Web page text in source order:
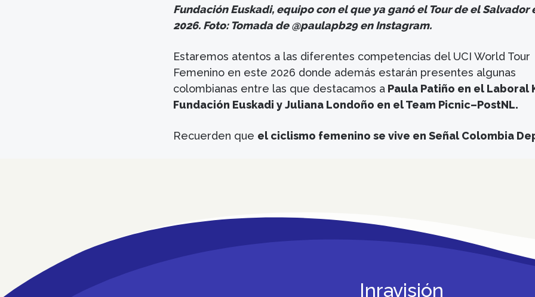
Fundación Euskadi, equipo con el que ya ganó el Tour de el Salvador
2026. Foto: Tomada de @paulapb29 en Instagram.
Estaremos atentos a las diferentes competencias del UCI World Tour
Femenino en este 2026 donde además estarán presentes algunas
colombianas entre las que destacamos a Paula Patiño en el Laboral
Fundación Euskadi y Juliana Londoño en el Team Picnic–PostNL.
Recuerden que el ciclismo femenino se vive en Señal Colombia
Inravisión